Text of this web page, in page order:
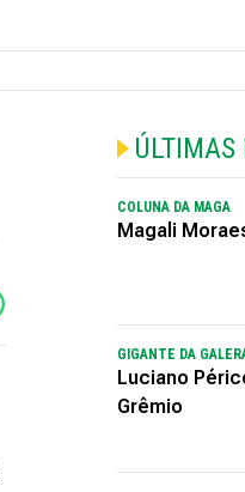
ÚLTIMAS
COLUNA DA MAGA
Magali
GIGANTE DA
Luciano
Grêmio